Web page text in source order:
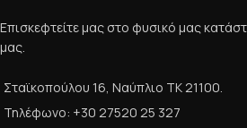
Επισκεφτείτε μας στο φυσικό μας
μας.
Σταϊκοπούλου 16, Ναύπλιο ΤΚ 21100.
Τηλέφωνο: +30 27520 25 327